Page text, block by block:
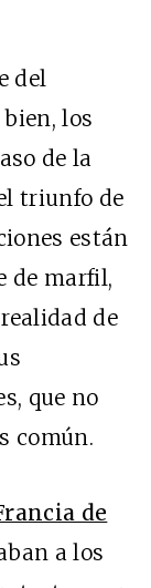
del
los
de la
triunfo de
están
de marfil,
de
que no
común.
de
a los